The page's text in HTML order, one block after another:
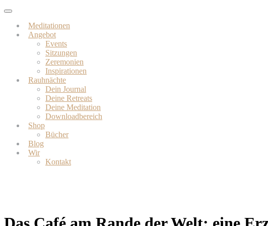
Skip
main
content
Toggle
navigationMeditationen
Angebot
Events
Sitzungen
Zeremonien
Inspirationen
Rauhnächte
Dein Journal
Deine Retreats
Deine Meditation
Downloadbereich
Shop
Bücher
Blog
Wir
Kontakt